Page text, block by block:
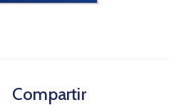
Compartir